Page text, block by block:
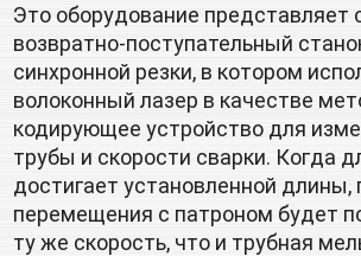
Это оборудование представляет
возвратно-поступательный
синхронной резки, в котором
волоконный лазер в качестве
кодирующее устройство для
трубы и скорости сварки. Когда
достигает установленной
перемещения с патроном будет
ту же скорость, что и трубная